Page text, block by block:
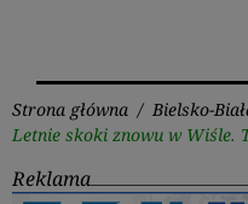
Strona główna / Bielsko-
Letnie skoki znowu w Wiśle.
Reklama